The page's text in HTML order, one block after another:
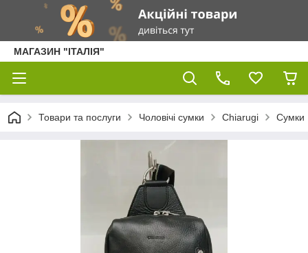
МАГАЗИН "ІТАЛІЯ"
Товари та послуги Чоловічі сумки Chiarugi Сумки